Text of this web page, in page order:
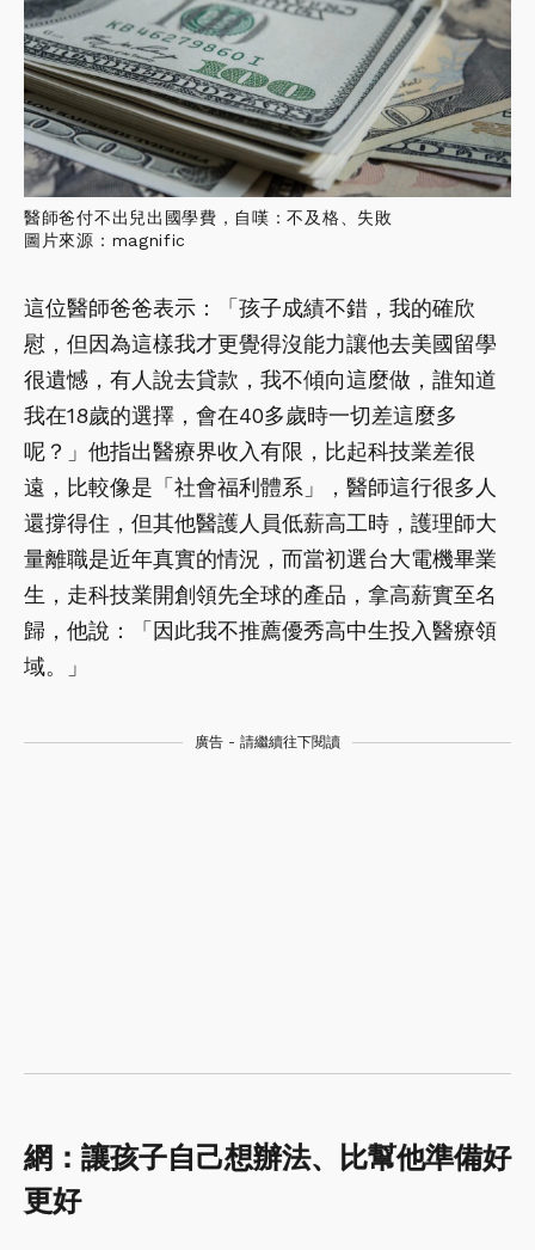
醫師爸付不出兒出國學費，自嘆：不及格、失敗
圖片來源：magnific
這位醫師爸爸表示：「孩子成績不錯，我的確欣
慰，但因為這樣我才更覺得沒能力讓他去美國留學
很遺憾，有人說去貸款，我不傾向這麼做，誰知道
我在18歲的選擇，會在40多歲時一切差這麼多
呢？」他指出醫療界收入有限，比起科技業差很
遠，比較像是「社會福利體系」，醫師這行很多人
還撐得住，但其他醫護人員低薪高工時，護理師大
量離職是近年真實的情況，而當初選台大電機畢業
生，走科技業開創領先全球的產品，拿高薪實至名
歸，他說：「因此我不推薦優秀高中生投入醫療領
域。」
廣告 - 請繼續往下閱讀
網：讓孩子自己想辦法、比幫他準備好
更好